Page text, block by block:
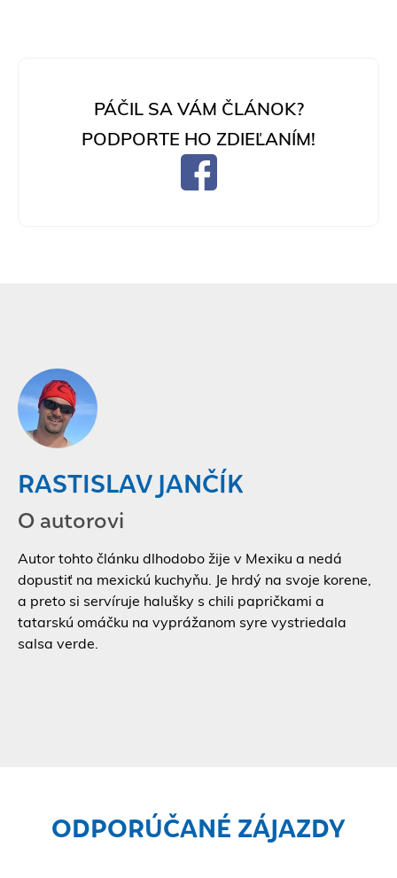
PÁČIL SA VÁM ČLÁNOK?
PODPORTE HO ZDIEĽANÍM!
RASTISLAV JANČÍK
O autorovi
Autor tohto článku dlhodobo žije v Mexiku a nedá
dopustiť na mexickú kuchyňu. Je hrdý na svoje korene,
a preto si servíruje halušky s chili papričkami a
tatarskú omáčku na vyprážanom syre vystriedala
salsa verde.
ODPORÚČANÉ ZÁJAZDY